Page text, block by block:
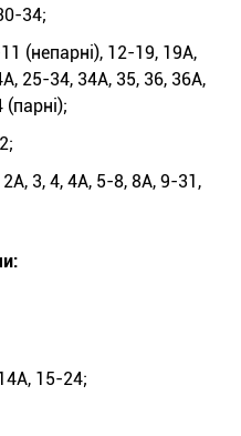
34;
(непарні), 12-19, 19А,
25-34, 34А, 35, 36, 36А,
3, 4, 4А, 5-8, 8А, 9-31,
15-24;